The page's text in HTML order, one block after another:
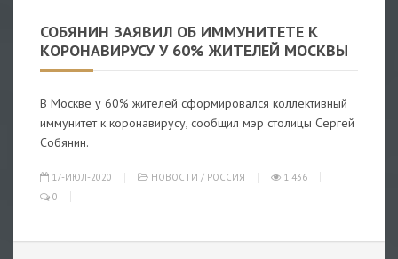
СОБЯНИН ЗАЯВИЛ ОБ ИММУНИТЕТЕ К
КОРОНАВИРУСУ У 60% ЖИТЕЛЕЙ МОСКВЫ
В Москве у 60% жителей сформировался коллективный
иммунитет к коронавирусу, сообщил мэр столицы Сергей
Собянин.
17-ИЮЛ-2020 НОВОСТИ / РОССИЯ
1 436
0